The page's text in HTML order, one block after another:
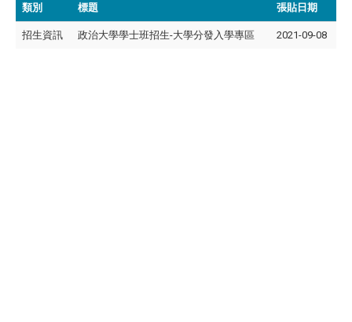
類別 標題 張貼日期
招生資訊 政治大學學士班招生-大學分發入學專區 2021-09-08